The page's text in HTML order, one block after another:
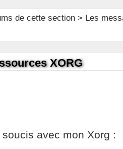
de cette section> Les
XORG
avec mon Xorg :